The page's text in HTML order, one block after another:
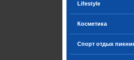
Lifestyle
Косметика
Спорт отдых